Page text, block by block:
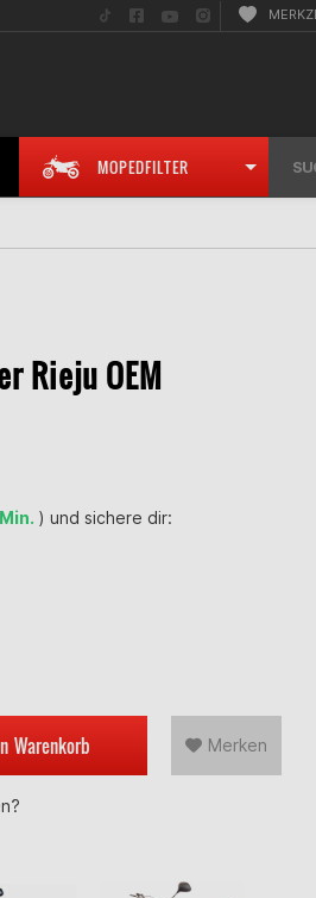
Folge
uns
Folge
uns
Folge
uns
Folge
uns
MOPEDFILTER
Rieju OEM
) und sichere dir:
Warenkorb Merken